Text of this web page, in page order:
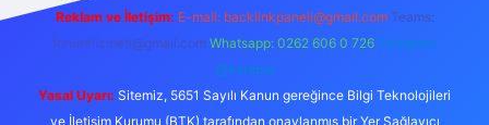
Reklam ve İletişim: E-mail: backlinkpaneli@gmail.com Teams:
forumhizmeti@gmail.com Whatsapp: 0262 606 0 726 Telegram:
@karabul
Yasal Uyarı: Sitemiz, 5651 Sayılı Kanun gereğince Bilgi Teknolojileri
ve İletişim Kurumu (BTK) tarafından onaylanmış bir Yer Sağlayıcı